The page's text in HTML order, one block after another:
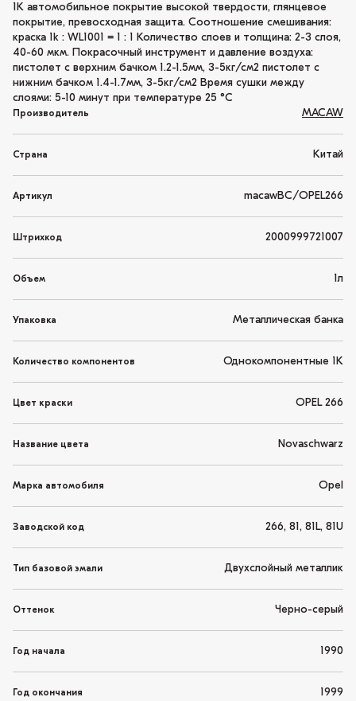
1K автомобильное покрытие высокой твердости, глянцевое
покрытие, превосходная защита. Соотношение смешивания:
краска 1k : WL1001 = 1 : 1 Количество слоев и толщина: 2-3 слоя,
40-60 мкм. Покрасочный инструмент и давление воздуха:
пистолет с верхним бачком 1.2-1.5мм, 3-5кг/см2 пистолет с
нижним бачком 1.4-1.7мм, 3-5кг/см2 Время сушки между
слоями: 5-10 минут при температуре 25 °C
Производитель MACAW
Страна Китай
Артикул macawBC/OPEL266
Штрихкод 2000999721007
Объем 1л
Упаковка Металлическая банка
Количество компонентов Однокомпонентные 1K
Цвет краски OPEL 266
Название цвета Novaschwarz
Марка автомобиля Opel
Заводской код 266, 81, 81L, 81U
Тип базовой эмали Двухслойный металлик
Оттенок Черно-серый
Год начала 1990
Год окончания 1999